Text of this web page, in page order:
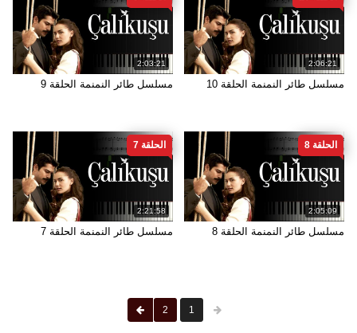
2:06:21
مسلسل طائر النمنمة الحلقة 10
2:03:21
مسلسل طائر النمنمة الحلقة 9
2:05:09
الحلقة 8
مسلسل طائر النمنمة الحلقة 8
2:21:58
الحلقة 7
مسلسل طائر النمنمة الحلقة 7
1
2